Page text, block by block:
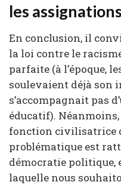
les assignations
En conclusion, il
la loi contre le racisme
parfaite (à l’époque,
soulevaient déjà son
s’accompagnait pas
éducatif).
fonction civilisatrice
problématique est
démocratie politique,
laquelle nous